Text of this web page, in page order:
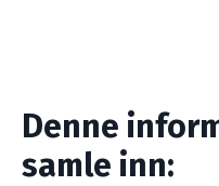
Denne
samle inn: